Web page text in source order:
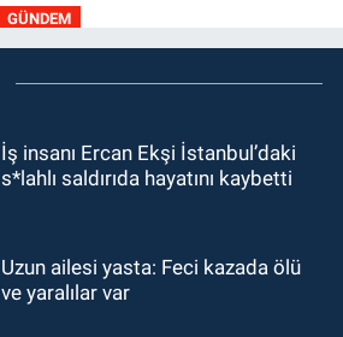
GÜNDEM
19:46Cumhurbaşkanı Erdoğan’ın
fotoğrafını söküp indirdi
18:48
18:36AK Parti teşkilatları
İş insanı Ercan Ekşi İstanbul’daki
s*lahlı saldırıda hayatını kaybetti
Uzun ailesi yasta: Feci kazada ölü
ve yaralılar var